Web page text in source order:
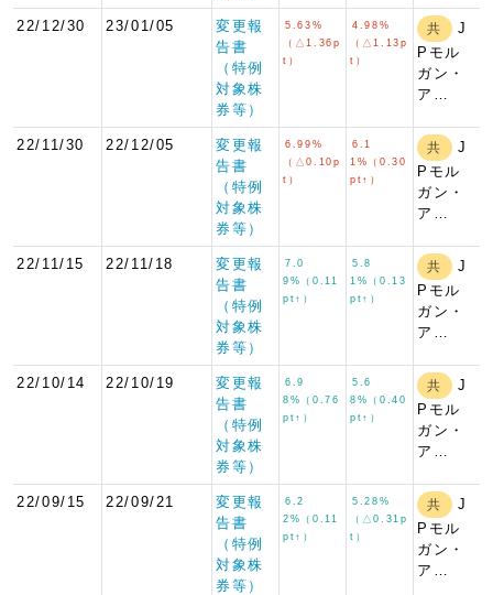
22/12/30 23/01/05
変更報
告書
（特例
対象株
券等）
5.63%
（△1.36p
t）
4.98%
（△1.13p
t）
共
J
Pモル
ガン・
ア…
22/11/30 22/12/05
変更報
告書
（特例
対象株
券等）
6.99%
（△0.10p
t）
6.1
1%（0.30
pt↑）
共
J
Pモル
ガン・
ア…
22/11/15 22/11/18
変更報
告書
（特例
対象株
券等）
7.0
9%（0.11
pt↑）
5.8
1%（0.13
pt↑）
共
J
Pモル
ガン・
ア…
22/10/14 22/10/19
変更報
告書
（特例
対象株
券等）
6.9
8%（0.76
pt↑）
5.6
8%（0.40
pt↑）
共
J
Pモル
ガン・
ア…
22/09/15 22/09/21
変更報
告書
（特例
対象株
券等）
6.2
2%（0.11
pt↑）
5.28%
（△0.31p
t）
共
J
Pモル
ガン・
ア…